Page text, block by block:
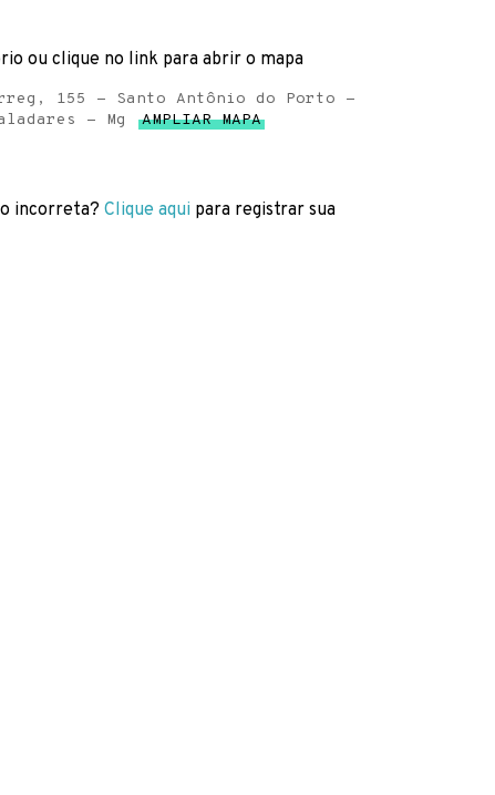
ou clique no link para abrir o mapa
155 - Santo Antônio do Porto -
- Mg
AMPLIAR MAPA
incorreta? Clique aqui para registrar sua